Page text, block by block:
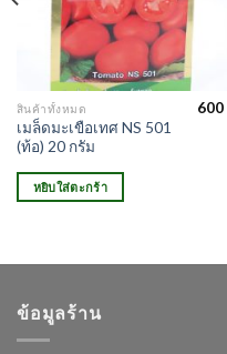
สินค้าทั้งหมด
เมล็ดมะเขือเทศ NS 501
(ท้อ) 20 กรัม
600
หยิบใส่ตะกร้า
ข้อมูลร้าน